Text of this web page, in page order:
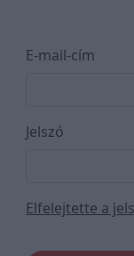
E-mail-cím
Jelszó
Elfelejtette a